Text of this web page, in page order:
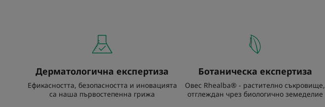
Дерматологична експертиза
Ефикасността, безопасността и иновацията
са наша първостепенна грижа
Ботаническа експертиза
Овес Rhealba® - растително съкровище,
отглеждан чрез биологично земеделие